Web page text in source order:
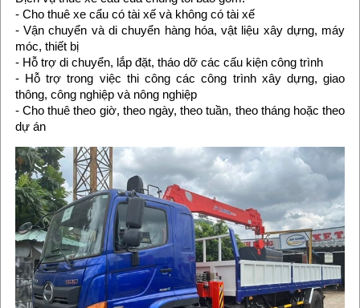
- Cho thuê xe cẩu có tài xế và không có tài xế
- Vận chuyển và di chuyển hàng hóa, vật liệu xây dựng, máy
móc, thiết bị
- Hỗ trợ di chuyển, lắp đặt, tháo dỡ các cấu kiện công trình
- Hỗ trợ trong việc thi công các công trình xây dựng, giao
thông, công nghiệp và nông nghiệp
- Cho thuê theo giờ, theo ngày, theo tuần, theo tháng hoặc theo
dự án